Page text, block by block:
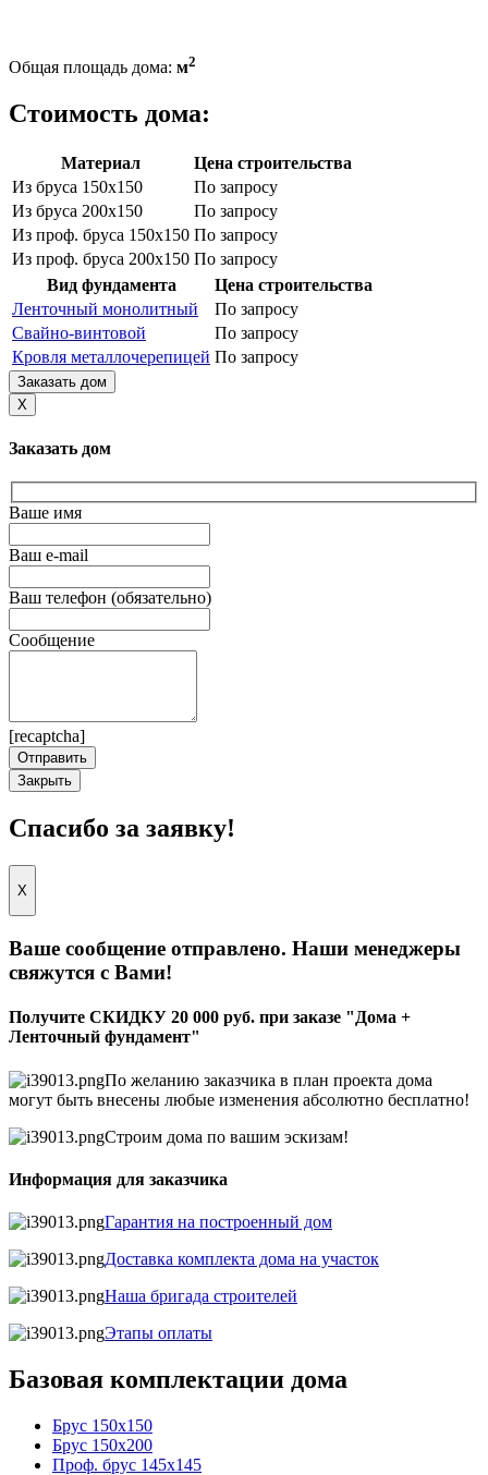
Общая площадь дома: м2
Стоимость дома:
Материал
Цена строительства
Из бруса 150х150
По запросу
Из бруса 200х150
По запросу
Из проф. бруса 150х150 По запросу
Из проф. бруса 200х150 По запросу
Вид фундамента
Цена строительства
Ленточный монолитный
По запросу
Свайно-винтовой
По запросу
Кровля металлочерепицей По запросу
Заказать дом
X
Заказать дом
Ваше имя
Ваш e-mail
Ваш телефон (обязательно)
Сообщение
[recaptcha]
Закрыть
Спасибо за заявку!
X
Ваше сообщение отправлено. Наши менеджеры
свяжутся с Вами!
Получите СКИДКУ 20 000 руб. при заказе "Дома +
Ленточный фундамент"
По желанию заказчика в план проекта дома
могут быть внесены любые изменения абсолютно бесплатно!
Строим дома по вашим эскизам!
Информация для заказчика
Гарантия на построенный дом
Доставка комплекта дома на участок
Наша бригада строителей
Этапы оплаты
Базовая комплектации дома
Брус 150х150
Брус 150х200
Проф. брус 145х145